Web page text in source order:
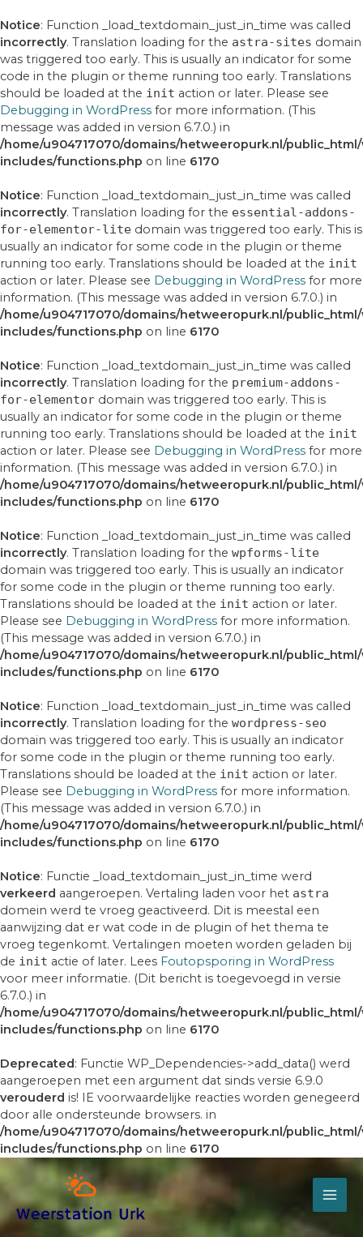
Notice: Function _load_textdomain_just_in_time was called
incorrectly. Translation loading for the astra-sites domain
was triggered too early. This is usually an indicator for some
code in the plugin or theme running too early. Translations
should be loaded at the init action or later. Please see
Debugging in WordPress for more information. (This
message was added in version 6.7.0.) in
/home/u904717070/domains/hetweeropurk.nl/
includes/functions.php on line 6170
Notice: Function _load_textdomain_just_in_time was called
incorrectly. Translation loading for the essential-addons-
for-elementor-lite domain was triggered too early. This is
usually an indicator for some code in the plugin or theme
running too early. Translations should be loaded at the init
action or later. Please see Debugging in WordPress for more
information. (This message was added in version 6.7.0.) in
/home/u904717070/domains/hetweeropurk.nl/
includes/functions.php on line 6170
Notice: Function _load_textdomain_just_in_time was called
incorrectly. Translation loading for the premium-addons-
for-elementor domain was triggered too early. This is
usually an indicator for some code in the plugin or theme
running too early. Translations should be loaded at the init
action or later. Please see Debugging in WordPress for more
information. (This message was added in version 6.7.0.) in
/home/u904717070/domains/hetweeropurk.nl/
includes/functions.php on line 6170
Notice: Function _load_textdomain_just_in_time was called
incorrectly. Translation loading for the wpforms-lite
domain was triggered too early. This is usually an indicator
for some code in the plugin or theme running too early.
Translations should be loaded at the init action or later.
Please see Debugging in WordPress for more information.
(This message was added in version 6.7.0.) in
/home/u904717070/domains/hetweeropurk.nl/
includes/functions.php on line 6170
Notice: Function _load_textdomain_just_in_time was called
incorrectly. Translation loading for the wordpress-seo
domain was triggered too early. This is usually an indicator
for some code in the plugin or theme running too early.
Translations should be loaded at the init action or later.
Please see Debugging in WordPress for more information.
(This message was added in version 6.7.0.) in
/home/u904717070/domains/hetweeropurk.nl/
includes/functions.php on line 6170
Notice: Functie _load_textdomain_just_in_time werd
verkeerd aangeroepen. Vertaling laden voor het astra
domein werd te vroeg geactiveerd. Dit is meestal een
aanwijzing dat er wat code in de plugin of het thema te
vroeg tegenkomt. Vertalingen moeten worden geladen bij
de init actie of later. Lees Foutopsporing in WordPress
voor meer informatie. (Dit bericht is toegevoegd in versie
6.7.0.) in
/home/u904717070/domains/hetweeropurk.nl/
includes/functions.php on line 6170
Deprecated: Functie WP_Dependencies->add_data() werd
aangeroepen met een argument dat sinds versie 6.9.0
verouderd is! IE voorwaardelijke reacties worden genegeerd
door alle ondersteunde browsers. in
/home/u904717070/domains/hetweeropurk.nl/
includes/functions.php on line 6170
naar
de
inhoud